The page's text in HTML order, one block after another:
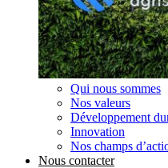
Qui nous sommes
Nos valeurs
Développement
Innovation
Nos champs
Nous contacter